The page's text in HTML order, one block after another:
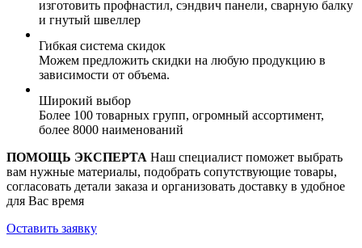
изготовить профнастил, сэндвич панели, сварную балку
и гнутый швеллер
Гибкая система скидок
Можем предложить скидки на любую продукцию в
зависимости от объема.
Широкий выбор
Более 100 товарных групп, огромный ассортимент,
более 8000 наименований
ПОМОЩЬ ЭКСПЕРТА Наш специалист поможет выбрать
вам нужные материалы, подобрать сопутствующие товары,
согласовать детали заказа и организовать доставку в удобное
для Вас время
Оставить заявку